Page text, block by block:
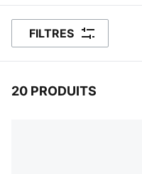
FILTRES
20 PRODUITS